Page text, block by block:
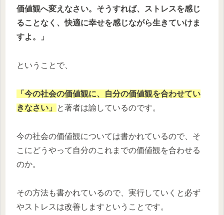
価値観へ変えなさい。そうすれば、ストレスを感じ
ることなく、快適に幸せを感じながら生きていけま
すよ。」
ということで、
「今の社会の価値観に、自分の価値観を合わせてい
きなさい」
と著者は諭しているのです。
今の社会の価値観については書かれているので、そ
こにどうやって自分のこれまでの価値観を合わせる
のか。
その方法も書かれているので、実行していくと必ず
やストレスは改善しますということです。